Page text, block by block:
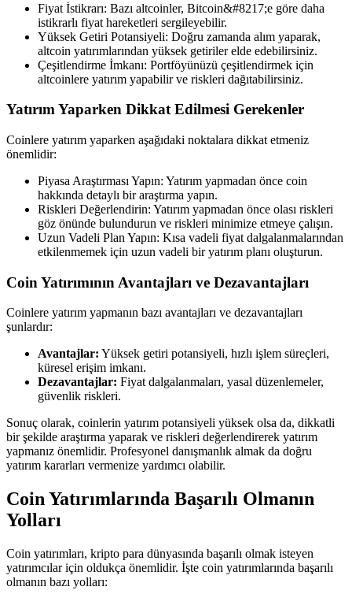
Fiyat İstikrarı: Bazı altcoinler, Bitcoin&#8217;e göre daha
istikrarlı fiyat hareketleri sergileyebilir.
Yüksek Getiri Potansiyeli: Doğru zamanda alım yaparak,
altcoin yatırımlarından yüksek getiriler elde edebilirsiniz.
Çeşitlendirme İmkanı: Portföyünüzü çeşitlendirmek için
altcoinlere yatırım yapabilir ve riskleri dağıtabilirsiniz.
Yatırım Yaparken Dikkat Edilmesi Gerekenler
Coinlere yatırım yaparken aşağıdaki noktalara dikkat etmeniz
önemlidir:
Piyasa Araştırması Yapın: Yatırım yapmadan önce coin
hakkında detaylı bir araştırma yapın.
Riskleri Değerlendirin: Yatırım yapmadan önce olası riskleri
göz önünde bulundurun ve riskleri minimize etmeye çalışın.
Uzun Vadeli Plan Yapın: Kısa vadeli fiyat dalgalanmalarından
etkilenmemek için uzun vadeli bir yatırım planı oluşturun.
Coin Yatırımının Avantajları ve Dezavantajları
Coinlere yatırım yapmanın bazı avantajları ve dezavantajları
şunlardır:
Avantajlar: Yüksek getiri potansiyeli, hızlı işlem süreçleri,
küresel erişim imkanı.
Dezavantajlar: Fiyat dalgalanmaları, yasal düzenlemeler,
güvenlik riskleri.
Sonuç olarak, coinlerin yatırım potansiyeli yüksek olsa da, dikkatli
bir şekilde araştırma yaparak ve riskleri değerlendirerek yatırım
yapmanız önemlidir. Profesyonel danışmanlık almak da doğru
yatırım kararları vermenize yardımcı olabilir.
Coin Yatırımlarında Başarılı Olmanın
Yolları
Coin yatırımları, kripto para dünyasında başarılı olmak isteyen
yatırımcılar için oldukça önemlidir. İşte coin yatırımlarında başarılı
olmanın bazı yolları: